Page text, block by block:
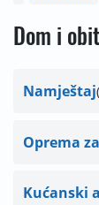
Dom i
Namještaj
Oprema
Kućanski